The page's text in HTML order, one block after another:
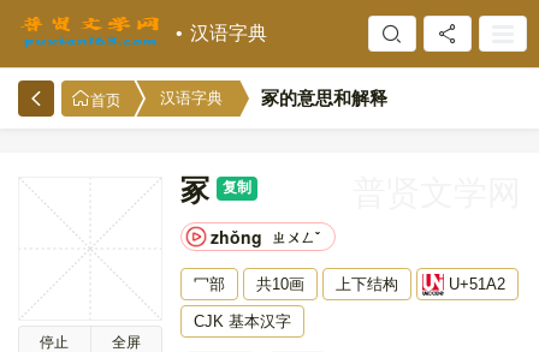
汉语字典
首页 汉语字典 冢的意思和解释
停止 全屏
冢 复制
zhǒng ㄓㄨㄥˇ
冖部 共10画 上下结构 U+51A2
CJK 基本汉字